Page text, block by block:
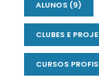
ALUNOS (9)
CLUBES E
CURSOS